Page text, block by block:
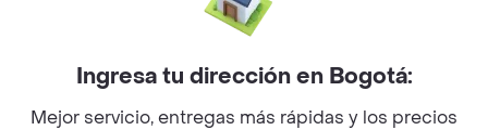
App Store Google play AppGallery
Ingresa tu dirección en Bogotá:
Mejor servicio, entregas más rápidas y los precios